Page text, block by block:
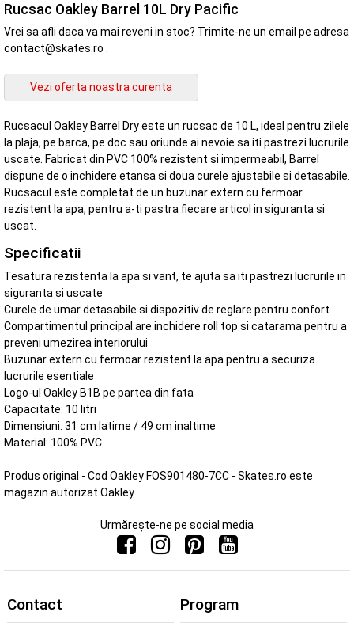
Rucsac Oakley Barrel 10L Dry Pacific
Vrei sa afli daca va mai reveni in stoc? Trimite-ne un email pe adresa
contact@skates.ro .
Rucsacul Oakley Barrel Dry este un rucsac de 10 L, ideal pentru zilele
la plaja, pe barca, pe doc sau oriunde ai nevoie sa iti pastrezi lucrurile
uscate. Fabricat din PVC 100% rezistent si impermeabil, Barrel
dispune de o inchidere etansa si doua curele ajustabile si detasabile.
Rucsacul este completat de un buzunar extern cu fermoar
rezistent la apa, pentru a-ti pastra fiecare articol in siguranta si
uscat.
Specificatii
Tesatura rezistenta la apa si vant, te ajuta sa iti pastrezi lucrurile in
siguranta si uscate
Curele de umar detasabile si dispozitiv de reglare pentru confort
Compartimentul principal are inchidere roll top si catarama pentru a
preveni umezirea interiorului
Buzunar extern cu fermoar rezistent la apa pentru a securiza
lucrurile esentiale
Logo-ul Oakley B1B pe partea din fata
Capacitate: 10 litri
Dimensiuni: 31 cm latime / 49 cm inaltime
Material: 100% PVC
Produs original - Cod Oakley FOS901480-7CC - Skates.ro este
magazin autorizat Oakley
Urmărește-ne pe social media
Contact Program